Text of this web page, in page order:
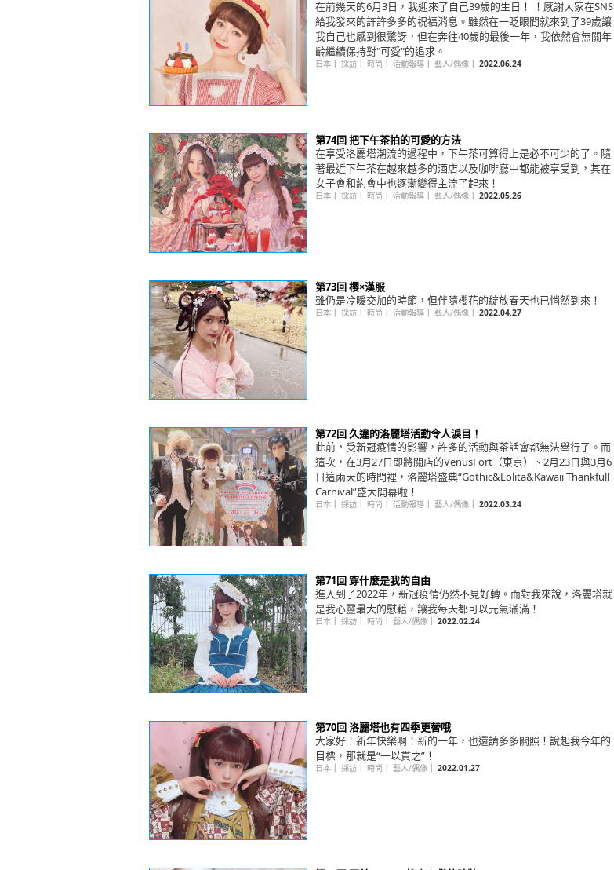
在前幾天的6月3日，我迎來了自己39歲的生日！ ！感謝大家在SNS
給我發來的許許多多的祝福消息。雖然在一眨眼間就來到了39歲讓
我自己也感到很驚訝，但在奔往40歲的最後一年，我依然會無關年
齡繼續保持對"可愛"的追求。
日本 採訪 時尚 活動報導 藝人/偶像 2022.06.24
第74回 把下午茶拍的可愛的方法
在享受洛麗塔潮流的過程中，下午茶可算得上是必不可少的了。隨
著最近下午茶在越來越多的酒店以及咖啡廳中都能被享受到，其在
女子會和約會中也逐漸變得主流了起來！
日本 採訪 時尚 活動報導 藝人/偶像 2022.05.26
第73回 櫻×漢服
雖仍是冷暖交加的時節，但伴隨櫻花的綻放春天也已悄然到來！
日本 採訪 時尚 活動報導 藝人/偶像 2022.04.27
第72回 久違的洛麗塔活動令人淚目！
此前，受新冠疫情的影響，許多的活動與茶話會都無法舉行了。而
這次，在3月27日即將關店的VenusFort（東京）、2月23日與3月6
日這兩天的時間裡，洛麗塔盛典“Gothic&Lolita&Kawaii Thankfull
Carnival”盛大開幕啦！
日本 採訪 時尚 活動報導 藝人/偶像 2022.03.24
第71回 穿什麼是我的自由
進入到了2022年，新冠疫情仍然不見好轉。而對我來說，洛麗塔就
是我心靈最大的慰藉，讓我每天都可以元氣滿滿！
日本 採訪 時尚 藝人/偶像 2022.02.24
第70回 洛麗塔也有四季更替哦
大家好！新年快樂啊！新的一年，也還請多多關照！說起我今年的
目標，那就是“一以貫之”！
日本 採訪 時尚 藝人/偶像 2022.01.27